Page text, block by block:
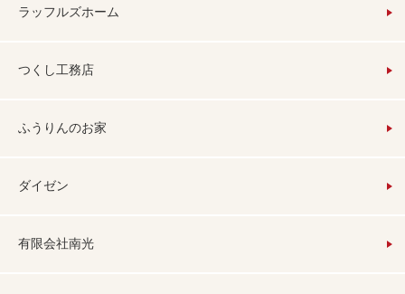
ラッフルズホーム
つくし工務店
ふうりんのお家
ダイゼン
有限会社南光